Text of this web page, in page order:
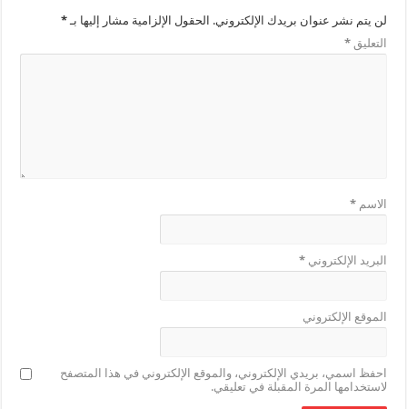
لن يتم نشر عنوان بريدك الإلكتروني. الحقول الإلزامية مشار إليها بـ*
التعليق*
الاسم*
البريد الإلكتروني*
الموقع الإلكتروني
احفظ اسمي، بريدي الإلكتروني، والموقع الإلكتروني في هذا المتصفح
لاستخدامها المرة المقبلة في تعليقي.